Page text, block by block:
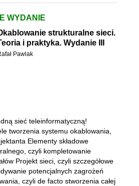
WYDANIE
strukturalne sieci.
i praktyka. Wydanie III
Pawlak
sieć teleinformatyczną!
tworzenia systemu okablowania,
Elementy składowe
czyli kompletowanie
Projekt sieci, czyli szczegółowe
potencjalnych zagrożeń
czyli de facto stworzenia całej